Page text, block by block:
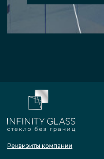
Реквизиты компании